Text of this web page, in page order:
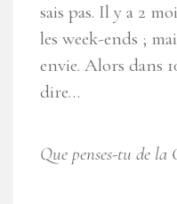
sais pas. Il y a 2
les week-ends ;
envie. Alors dans
dire…
Que penses-tu de la